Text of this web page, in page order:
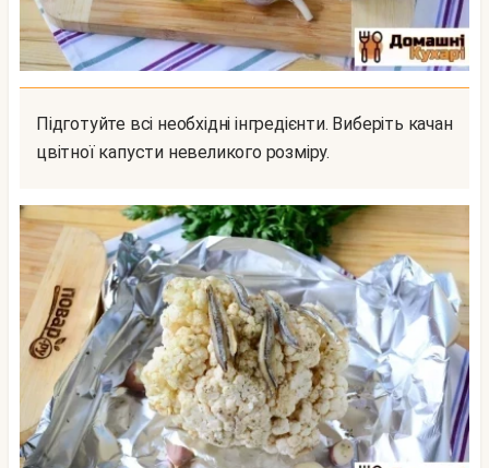
Підготуйте всі необхідні інгредієнти. Виберіть качан
цвітної капусти невеликого розміру.